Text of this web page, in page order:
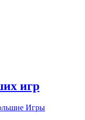
игр
Игры